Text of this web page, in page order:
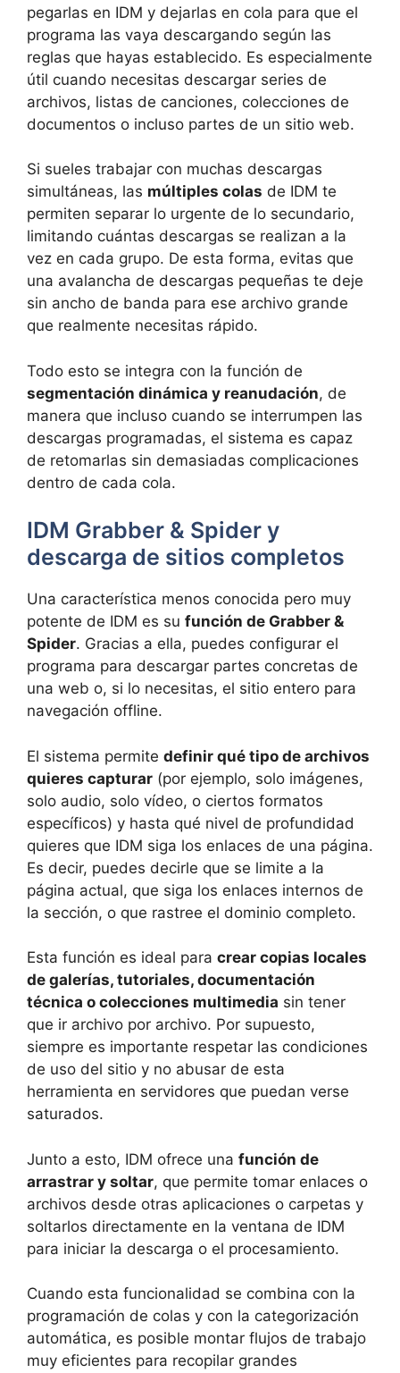
pegarlas en IDM y dejarlas en cola para que el
programa las vaya descargando según las
reglas que hayas establecido. Es especialmente
útil cuando necesitas descargar series de
archivos, listas de canciones, colecciones de
documentos o incluso partes de un sitio web.
Si sueles trabajar con muchas descargas
simultáneas, las múltiples colas de IDM te
permiten separar lo urgente de lo secundario,
limitando cuántas descargas se realizan a la
vez en cada grupo. De esta forma, evitas que
una avalancha de descargas pequeñas te deje
sin ancho de banda para ese archivo grande
que realmente necesitas rápido.
Todo esto se integra con la función de
segmentación dinámica y reanudación, de
manera que incluso cuando se interrumpen las
descargas programadas, el sistema es capaz
de retomarlas sin demasiadas complicaciones
dentro de cada cola.
IDM Grabber & Spider y
descarga de sitios completos
Una característica menos conocida pero muy
potente de IDM es su función de Grabber &
Spider. Gracias a ella, puedes configurar el
programa para descargar partes concretas de
una web o, si lo necesitas, el sitio entero para
navegación offline.
El sistema permite definir qué tipo de archivos
quieres capturar (por ejemplo, solo imágenes,
solo audio, solo vídeo, o ciertos formatos
específicos) y hasta qué nivel de profundidad
quieres que IDM siga los enlaces de una página.
Es decir, puedes decirle que se limite a la
página actual, que siga los enlaces internos de
la sección, o que rastree el dominio completo.
Esta función es ideal para crear copias locales
de galerías, tutoriales, documentación
técnica o colecciones multimedia sin tener
que ir archivo por archivo. Por supuesto,
siempre es importante respetar las condiciones
de uso del sitio y no abusar de esta
herramienta en servidores que puedan verse
saturados.
Junto a esto, IDM ofrece una función de
arrastrar y soltar, que permite tomar enlaces o
archivos desde otras aplicaciones o carpetas y
soltarlos directamente en la ventana de IDM
para iniciar la descarga o el procesamiento.
Cuando esta funcionalidad se combina con la
programación de colas y con la categorización
automática, es posible montar flujos de trabajo
muy eficientes para recopilar grandes